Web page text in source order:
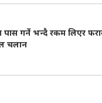
पास गर्ने भन्दै रकम लिएर
चलान